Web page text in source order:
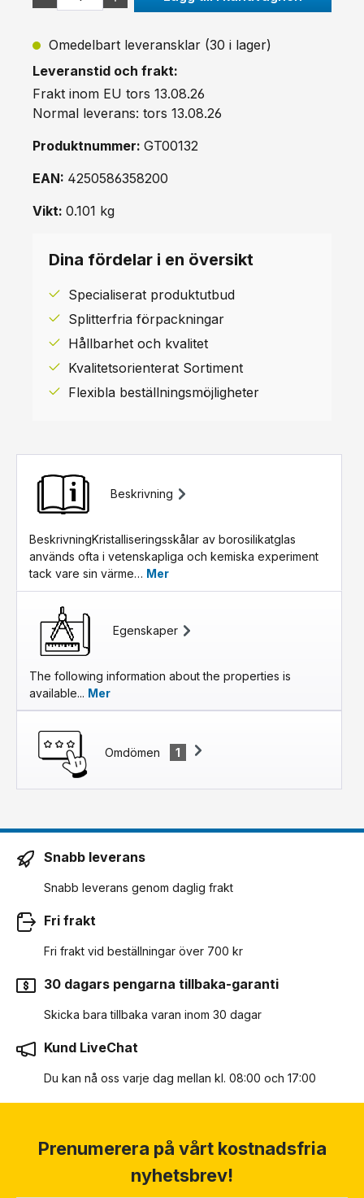
Omedelbart leveransklar (30 i lager)
Leveranstid och frakt:
Frakt inom EU tors 13.08.26
Normal leverans: tors 13.08.26
Produktnummer: GT00132
EAN: 4250586358200
Vikt: 0.101 kg
Dina fördelar i en översikt
Specialiserat produktutbud
Splitterfria förpackningar
Hållbarhet och kvalitet
Kvalitetsorienterat Sortiment
Flexibla beställningsmöjligheter
Beskrivning
BeskrivningKristalliseringsskålar av borosilikatglas
används ofta i vetenskapliga och kemiska experiment
tack vare sin värme… Mer
Egenskaper
The following information about the properties is
available... Mer
Omdömen 1
Snabb leverans
Snabb leverans genom daglig frakt
Fri frakt
Fri frakt vid beställningar över 700 kr
30 dagars pengarna tillbaka-garanti
Skicka bara tillbaka varan inom 30 dagar
Kund LiveChat
Du kan nå oss varje dag mellan kl. 08:00 och 17:00
Prenumerera på vårt kostnadsfria
nyhetsbrev!